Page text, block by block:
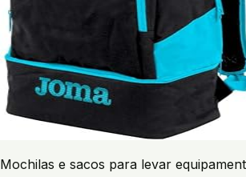
Mochilas e sacos para levar